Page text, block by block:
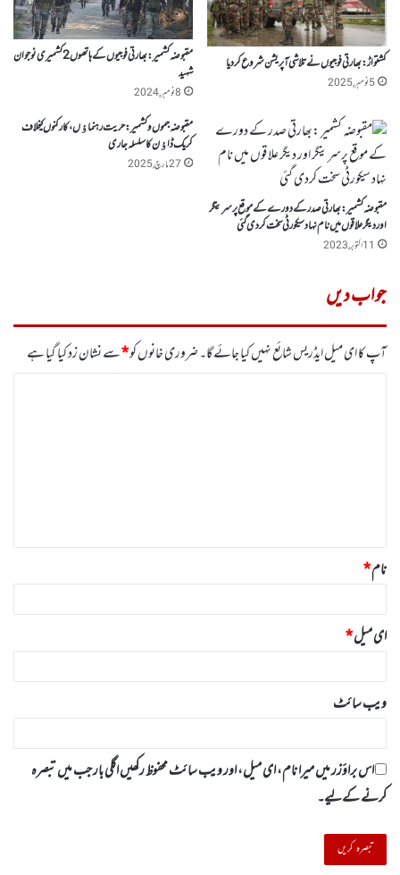
کشتواڑ : بھارتی فوجیوں نے تلاشی آپریشن شروع کردیا
5 نومبر, 2025
مقبوضہ کشمیر : بھارتی فوجیوں کے ہاتھوں 2 کشمیری نوجوان
شہید
8 نومبر, 2024
مقبوضہ کشمیر :بھارتی صدر کے دورے کے موقع پرسرینگر
اور دیگر علاقوں میں نام نہاد سیکورٹی سخت کردی گئی
11 اکتوبر, 2023
مقبوضہ جموں وکشمیر: حریت رہنماﺅں ، کارکنوں کیخلاف
کریک ڈاﺅن کا سلسلہ جاری
27 مارچ, 2025
جواب دیں
آپ کا ای میل ایڈریس شائع نہیں کیا جائے گا۔ضروری خانوں کو*سے نشان زد کیا گیا ہے
نام*
ای میل*
ویب‌ سائٹ
اس براؤزر میں میرا نام، ای میل، اور ویب سائٹ محفوظ رکھیں اگلی بار جب میں تبصرہ
کرنے کےلیے۔